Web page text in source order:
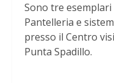
Sono tre
Pantelleria e
presso il Centro
Punta Spadillo.